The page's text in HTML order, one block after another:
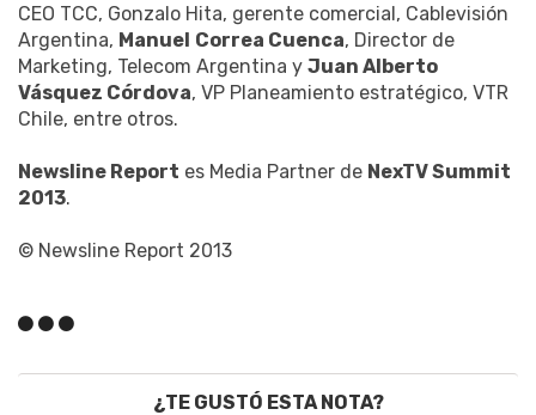
CEO TCC, Gonzalo Hita, gerente comercial, Cablevisión
Argentina, Manuel Correa Cuenca, Director de
Marketing, Telecom Argentina y Juan Alberto
Vásquez Córdova, VP Planeamiento estratégico, VTR
Chile, entre otros.
Newsline Report es Media Partner de NexTV Summit
2013.
© Newsline Report 2013
¿TE GUSTÓ ESTA NOTA?